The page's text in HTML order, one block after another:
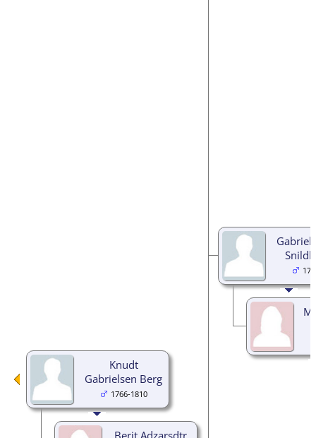
Gabriel
Knudt
Gabrielsen Berg
1766-1810
Berit Adzarsdtr.